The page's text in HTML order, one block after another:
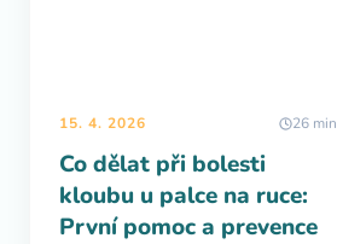
15. 4. 2026 26 min
Co dělat při bolesti
kloubu u palce na ruce:
První pomoc a prevence